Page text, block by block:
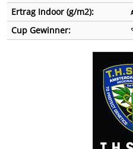
Ertrag Indoor (g/m2):
Cup Gewinner: